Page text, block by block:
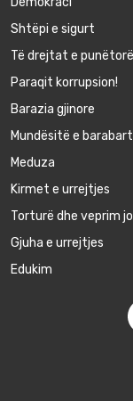
Shtëpi e sigurt
Të drejtat e
Paraqit korrupsion!
Barazia gjinore
Mundësitë e
Meduza
Kirmet e urrejtjes
Torturë dhe veprim
Gjuha e urrejtjes
Edukim